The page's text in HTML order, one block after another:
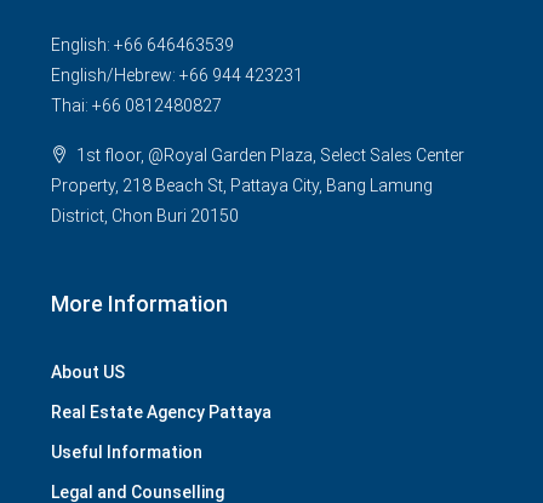
English: +66 646463539
English/Hebrew: +66 944 423231
Thai: +66 0812480827
1st floor, @Royal Garden Plaza, Select Sales Center
Property, 218 Beach St, Pattaya City, Bang Lamung
District, Chon Buri 20150
More Information
About US
Real Estate Agency Pattaya
Useful Information
Legal and Counselling